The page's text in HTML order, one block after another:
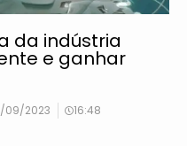
da indústria
e ganhar
09/2023 16:48